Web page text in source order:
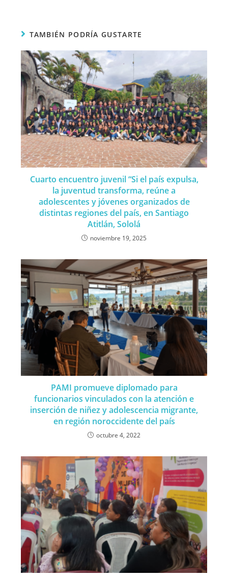
TAMBIÉN PODRÍA GUSTARTE
Cuarto encuentro juvenil “Si el país expulsa,
la juventud transforma, reúne a
adolescentes y jóvenes organizados de
distintas regiones del país, en Santiago
Atitlán, Sololá
noviembre 19, 2025
PAMI promueve diplomado para
funcionarios vinculados con la atención e
inserción de niñez y adolescencia migrante,
en región noroccidente del país
octubre 4, 2022